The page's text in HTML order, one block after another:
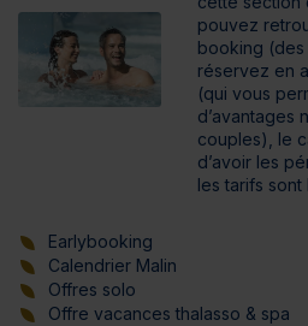
pouvez
booking (des
réservez en
(qui vous
d’avantages
couples), le
d’avoir les
les tarifs
Earlybooking
Calendrier Malin
Offres solo
Offre vacances thalasso & spa